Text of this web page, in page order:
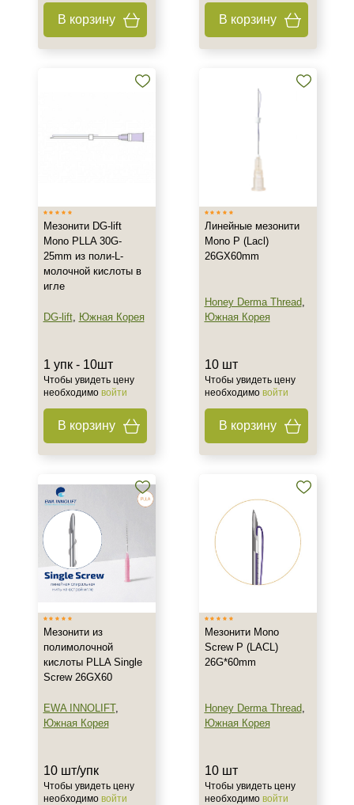
Птоз
Результат
10 шт
10 шт/упк
Ингредиенты
Нитевой лифтинг
В корзину В корзину
Мезонити DG-lift
Mono PLLA 30G-
25mm из поли-L-
молочной кислоты в
игле
DG-lift, Южная Корея
1 упк - 10шт
Чтобы увидеть цену
необходимо войти
В корзину
Линейные мезонити
Mono P (Lacl)
26GX60mm
Honey Derma Thread,
Южная Корея
10 шт
Чтобы увидеть цену
необходимо войти
В корзину
Мезонити из
полимолочной
кислоты PLLA Single
Screw 26GX60
EWA INNOLIFT,
Южная Корея
10 шт/упк
Чтобы увидеть цену
необходимо войти
Мезонити Mono
Screw P (LACL)
26G*60mm
Honey Derma Thread,
Южная Корея
10 шт
Чтобы увидеть цену
необходимо войти